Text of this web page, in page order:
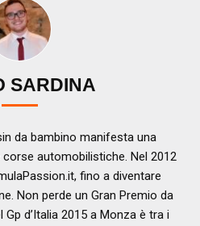
SARDINA
da bambino manifesta una
automobilistiche. Nel 2012
fino a diventare
Non perde un Gran Premio da
d’Italia 2015 a Monza è tra i